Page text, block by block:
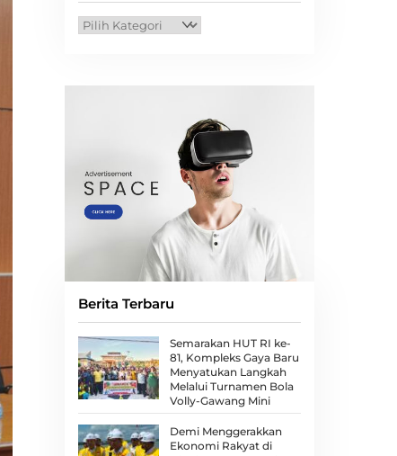
Kategori
Berita Terbaru
Semarakan HUT RI ke-
81, Kompleks Gaya Baru
Menyatukan Langkah
Melalui Turnamen Bola
Volly-Gawang Mini
Demi Menggerakkan
Ekonomi Rakyat di